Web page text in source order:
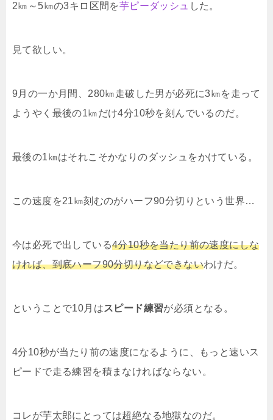
2㎞～5㎞の3キロ区間を芋ピーダッシュ した。
見て欲しい。
9月の一か月間、280㎞走破した男が必死に3㎞を走って
ようやく最後の1㎞だけ4分10秒を刻んでいるのだ。
最後の1㎞はそれこそかなりのダッシュをかけている。
この速度を21㎞刻むのがハーフ90分切りという世界…
今は必死で出している4分10秒を当たり前の速度にしな
ければ、到底ハーフ90分切りなどできないわけだ。
ということで10月はスピード練習が必須となる。
4分10秒が当たり前の速度になるように、もっと速いス
ピードで走る練習を積まなければならない。
コレが芋太郎にとっては超絶なる地獄なのだ。